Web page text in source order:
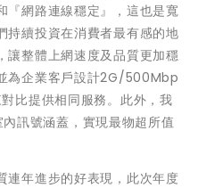
『網路連線穩定』，這也是寬
持續投資在消費者最有感的地
讓整體上網速度及品質更加穩
為企業客戶設計2G/500Mbp
比提供相同服務。此外，我
訊號涵蓋，實現最物超所值
連年進步的好表現，此次年度